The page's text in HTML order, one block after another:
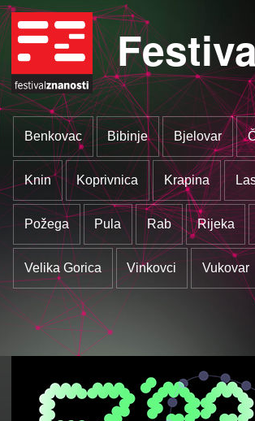
Benkovac Bibinje Bjelovar
Knin Koprivnica Krapina
Požega Pula Rab Rijeka
Velika Gorica Vinkovci Vukovar